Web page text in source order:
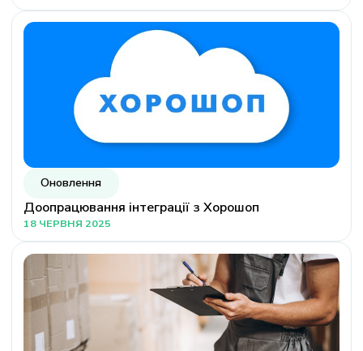
Оновлення
Доопрацювання інтеграції з Хорошоп
18 ЧЕРВНЯ 2025